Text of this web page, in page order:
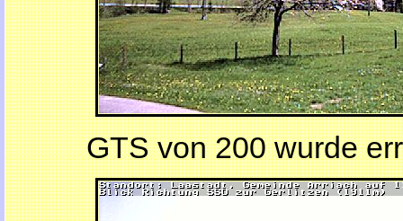
GTS von 200 wurde